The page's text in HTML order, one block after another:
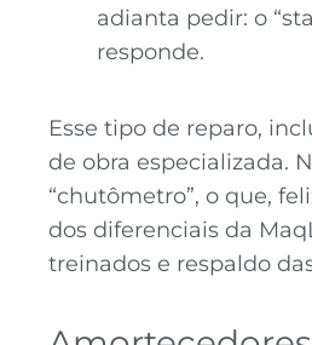
adianta pedir: o
responde.
Esse tipo de reparo,
de obra especializada.
“chutômetro”, o que,
dos diferenciais da
treinados e respaldo